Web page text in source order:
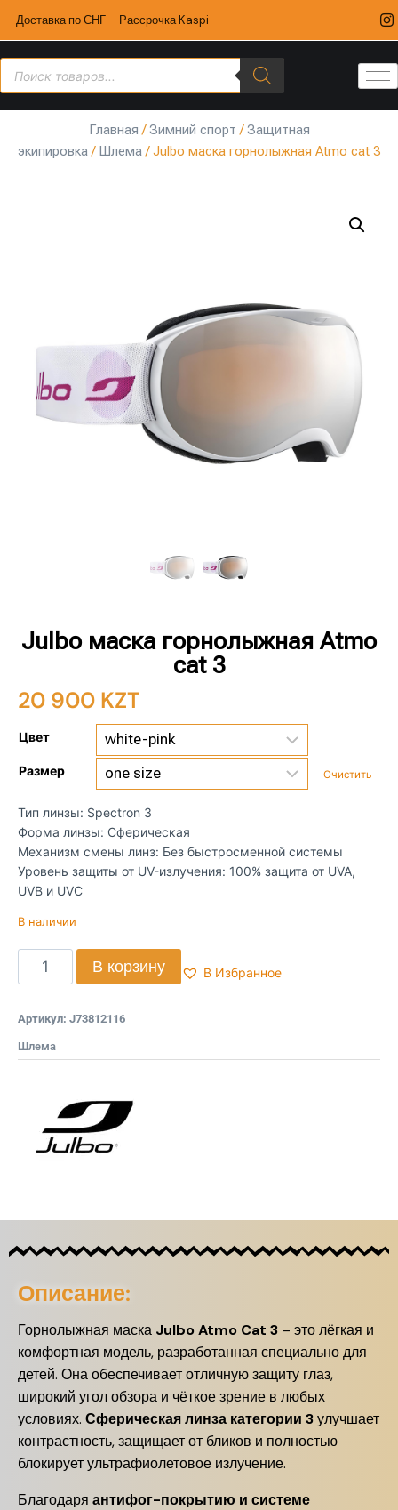
Доставка по СНГ · Рассрочка Kaspi
Главная /Зимний спорт /Защитная
экипировка/ Шлема/ Julbo маска горнолыжная Atmo cat 3
Julbo маска горнолыжная Atmo
cat 3
20 900 KZT
Цвет
Размер Очистить
Тип линзы: Spectron 3
Форма линзы: Сферическая
Механизм смены линз: Без быстросменной системы
Уровень защиты от UV-излучения: 100% защита от UVA,
UVB и UVC
В наличии
В корзину В Избранное
Артикул: J73812116
Шлема
Описание:
Горнолыжная маска Julbo Atmo Cat 3 – это лёгкая и
комфортная модель, разработанная специально для
детей. Она обеспечивает отличную защиту глаз,
широкий угол обзора и чёткое зрение в любых
условиях. Сферическая линза категории 3улучшает
контрастность, защищает от бликов и полностью
блокирует ультрафиолетовое излучение.
Благодаря антифог-покрытию и системе